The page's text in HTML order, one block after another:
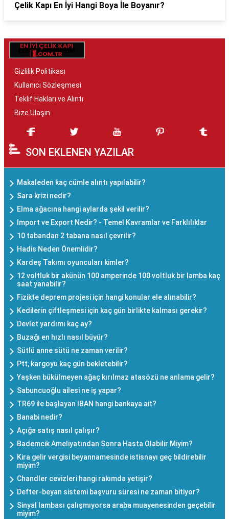
Çelik Kapı En İyi Hangi Boya İle Boyanır?
Gizlilik Politikası
Kullanıcı Sözleşmesi
Teklif Hakları ve Alıntı
Bize Ulaşın
SON EKLENEN YAZILAR
Makaleden kaç cümle alıntı yapılabilir?
Sara krizi nedir?
Elma ağacına hangi aylarda şekil verilir?
Import ve Export Nedir? - Temel Kavramlar ve Farklılıklar
10 tabandan 2 tabana nasıl çevrilir?
Hadis Neden Önemlidir?
Kardeş Takımı oyuncuları kimler?
12 voltluk bir akünün 100 amperinde 100 voltluk bir lamba kaç
saat yanabilir?
Fizikte deprem projesi için hangi konular ele alınabilir?
Kedilerin çiftleşmesi için kaç gün birlikte kalması gerekir?
Devlet yardımı kaç ay?
Buzağı en hızlı nasıl büyür?
Sütlü anne sütü ne zaman verilir?
Ptt, kargoyu kaç gün bekletebilir?
Yaşken bükülmeyen ağaç kırılmaz atasözü ne anlama gelir?
Sabuncuoğlu ailesi ne iş yapar?
TR69 ile başlayan IBAN hangi bankaya ait?
Banabi nedir?
Açığa satış nasıl çalışır?
Bademcik Ameliyatından Sonra Hasta Olabilir Miyim?
Kira gelir vergisi beyannamesinde istisnayı geç bildirebilir
miyim?
Chandler cevizleri hangi rakımda yetişir?
Defter-beyan sistemi başvuru süresi ne zaman bitiyor?
Sinyal lambası çalışmıyorsa araba muayenesinden geçebilir
miyim?